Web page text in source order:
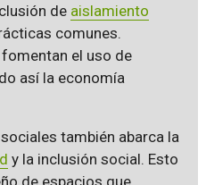
de aislamiento
comunes.
el uso de
así la economía
también abarca la
y la inclusión social. Esto
de espacios que